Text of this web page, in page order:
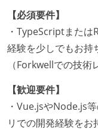
【必須要件】
・TypeScriptまた
経験を少しでもお持
（Forkwellでの技
【歓迎要件】
・Vue.jsやNode.js
リでの開発経験をお